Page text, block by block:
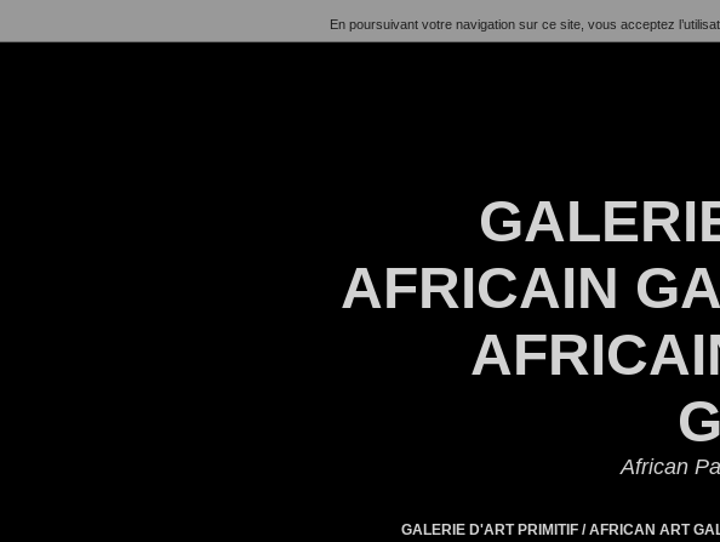
En poursuivant votre navigation sur ce site, vous acceptez
AFRICAIN
African
GALERIE D'ART PRIMITIF / AFRICAN ART